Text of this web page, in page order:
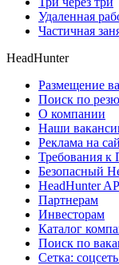
Удаленная
Частичная
HeadHunter
Размещение
Поиск по
О компании
Наши
Реклама на
Требования к
Безопасный
HeadHunter
Партнерам
Инвесторам
Каталог
Поиск по
Сетка: